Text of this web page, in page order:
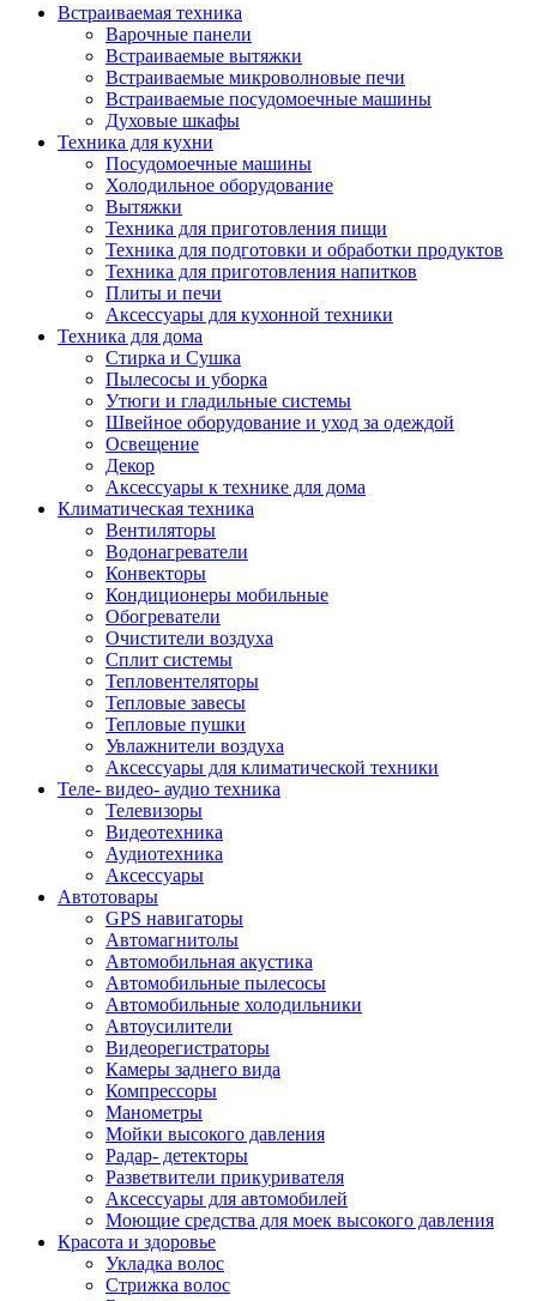
Встраиваемая техника
Варочные панели
Встраиваемые вытяжки
Встраиваемые микроволновые печи
Встраиваемые посудомоечные машины
Духовые шкафы
Техника для кухни
Посудомоечные машины
Холодильное оборудование
Вытяжки
Техника для приготовления пищи
Техника для подготовки и обработки продуктов
Техника для приготовления напитков
Плиты и печи
Аксессуары для кухонной техники
Техника для дома
Стирка и Сушка
Пылесосы и уборка
Утюги и гладильные системы
Швейное оборудование и уход за одеждой
Освещение
Декор
Аксессуары к технике для дома
Климатическая техника
Вентиляторы
Водонагреватели
Конвекторы
Кондиционеры мобильные
Обогреватели
Очистители воздуха
Сплит системы
Тепловентеляторы
Тепловые завесы
Тепловые пушки
Увлажнители воздуха
Аксессуары для климатической техники
Теле- видео- аудио техника
Телевизоры
Видеотехника
Аудиотехника
Аксессуары
Автотовары
GPS навигаторы
Автомагнитолы
Автомобильная акустика
Автомобильные пылесосы
Автомобильные холодильники
Автоусилители
Видеорегистраторы
Камеры заднего вида
Компрессоры
Манометры
Мойки высокого давления
Радар- детекторы
Разветвители прикуривателя
Аксессуары для автомобилей
Моющие средства для моек высокого давления
Красота и здоровье
Укладка волос
Стрижка волос